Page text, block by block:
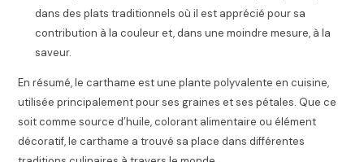
dans des plats traditionnels où il est apprécié pour sa
contribution à la couleur et, dans une moindre mesure, à la
saveur.
En résumé, le carthame est une plante polyvalente en cuisine,
utilisée principalement pour ses graines et ses pétales. Que ce
soit comme source d’huile, colorant alimentaire ou élément
décoratif, le carthame a trouvé sa place dans différentes